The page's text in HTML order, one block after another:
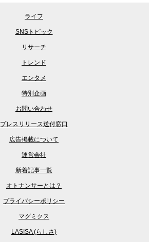
ライフ
SNSトピック
リサーチ
トレンド
エンタメ
特別企画
お問い合わせ
プレスリリース送付窓口
広告掲載について
運営会社
新着記事一覧
オトナンサーとは？
プライバシーポリシー
マグミクス
LASISA (らしさ)